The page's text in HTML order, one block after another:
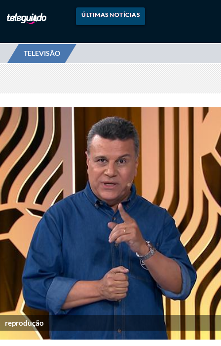
ÚLTIMAS NOTÍCIAS
TELEVISÃO
reprodução